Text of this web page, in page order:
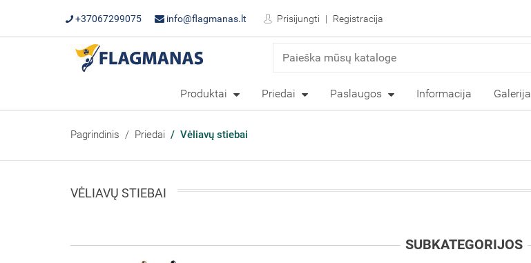
+37067299075 info@flagmanas.lt Prisijungti Registracija
Produktai Priedai Paslaugos Informacija Galerija
Pagrindinis Priedai Vėliavų stiebai
VĖLIAVŲ STIEBAI
SUBKATEGORIJOS